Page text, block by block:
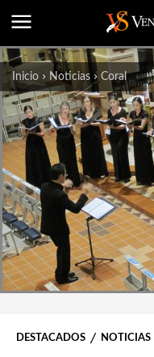
Inicio Noticias Coral
DESTACADOS NOTICIAS